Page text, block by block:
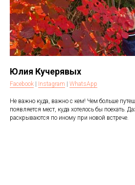
Юлия Кучерявых
Facebook | Instagram | WhatsApp
Не важно куда, важно с кем! Чем больше
появляется мест, куда хотелось бы поехать.
раскрываются по иному при новой встрече.